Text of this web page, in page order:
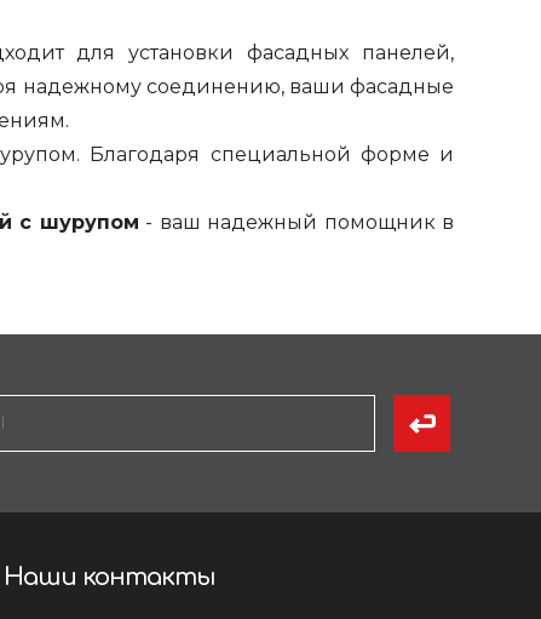
для установки фасадных панелей,
надежному соединению, ваши фасадные
Благодаря специальной форме и
с шурупом - ваш надежный помощник в
Наши контакты